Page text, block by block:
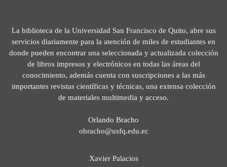
La biblioteca de la Universidad San Francisco de Quito, abre sus
servicios diariamente para la atención de miles de estudiantes en
donde pueden encontrar una seleccionada y actualizada colección
de libros impresos y electrónicos en todas las áreas del
conocimiento, además cuenta con suscripciones a las más
importantes revistas científicas y técnicas, una extensa colección
de materiales multimedia y acceso.
Orlando Bracho
obracho@usfq.edu.ec
Xavier Palacios